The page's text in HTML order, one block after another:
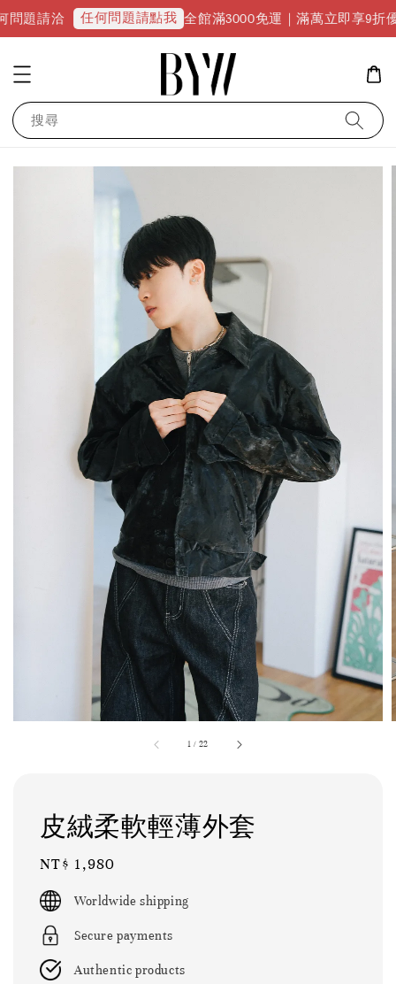
何問題請點我 全館滿3000免運｜滿萬立即享9折優惠並升級VIP
搜尋
1 / 22
皮絨柔軟輕薄外套
Regular
price
NT$ 1,980
Worldwide shipping
Secure payments
Authentic products